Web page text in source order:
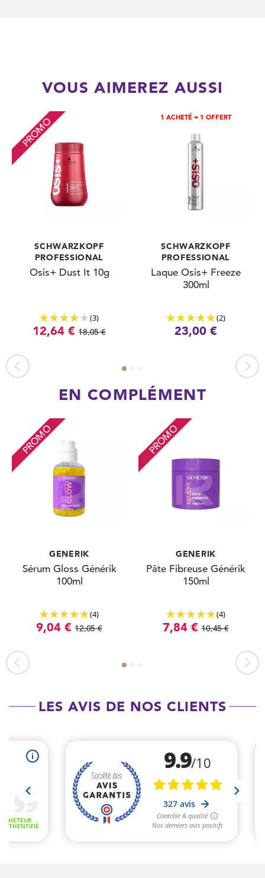
VOUS AIMEREZ AUSSI
PROMO
SCHWARZKOPF
PROFESSIONAL
Osis+ Dust It 10g
(3)
12,64 € 18,05 €
1 ACHETÉ = 1 OFFERT
SCHWARZKOPF
PROFESSIONAL
Laque Osis+ Freeze
300ml
(2)
23,00 €
EN COMPLÉMENT
PROMO
GENERIK
Sérum Gloss Générik
100ml
(4)
9,04 € 12,05 €
PROMO
GENERIK
Pâte Fibreuse Générik
150ml
(4)
7,84 € 10,45 €
LES AVIS DE NOS CLIENTS